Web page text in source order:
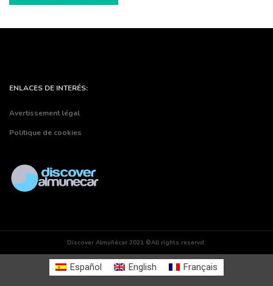
ENLACES DE INTERÉS:
Avertissement légal
Politique de cookies
Discover Almuñécar 2021 ©All rights reservd.
Español English Français